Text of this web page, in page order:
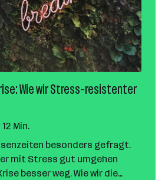
Wie wir Stress-resistenter
12 Min.
besonders gefragt.
mit Stress gut umgehen
besser weg. Wie wir die